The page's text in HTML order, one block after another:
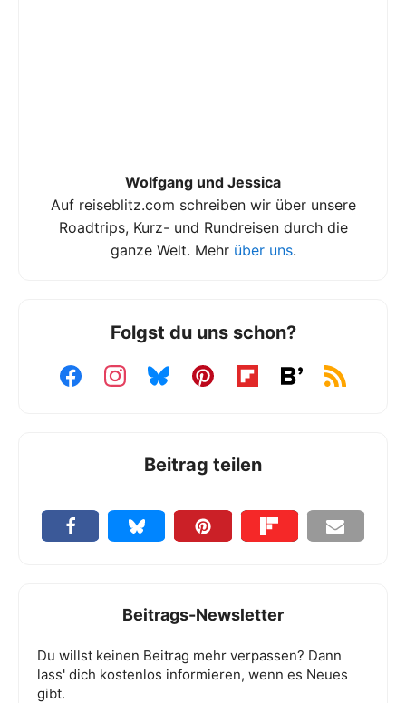
Wolfgang und Jessica
Auf reiseblitz.com schreiben wir über unsere
Roadtrips, Kurz- und Rundreisen durch die
ganze Welt. Mehr über uns.
Folgst du uns schon?
Beitrag teilen
Beitrags-Newsletter
Du willst keinen Beitrag mehr verpassen? Dann
lass' dich kostenlos informieren, wenn es Neues
gibt.